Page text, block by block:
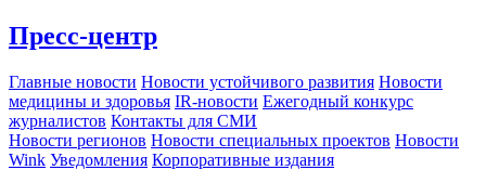
Пресс-центр
Главные новости Новости устойчивого развития Новости
медицины и здоровья IR-новости Ежегодный конкурс
журналистов Контакты для СМИ
Новости регионов Новости специальных проектов Новости
Wink Уведомления Корпоративные издания